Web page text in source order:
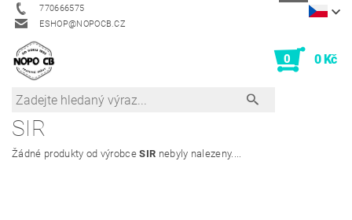
770666575
ESHOP@NOPOCB.CZ
0 0 Kč
SIR
Žádné produkty od výrobceSIR nebyly nalezeny....